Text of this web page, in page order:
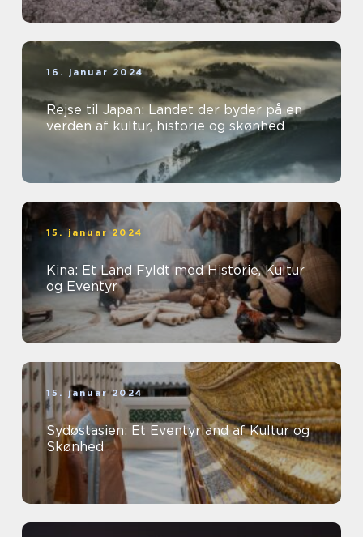
16. januar 2024
Rejse til Japan: Landet der byder på en
verden af kultur, historie og skønhed
15. januar 2024
Kina: Et Land Fyldt med Historie, Kultur
og Eventyr
15. januar 2024
Sydøstasien: Et Eventyrland af Kultur og
Skønhed